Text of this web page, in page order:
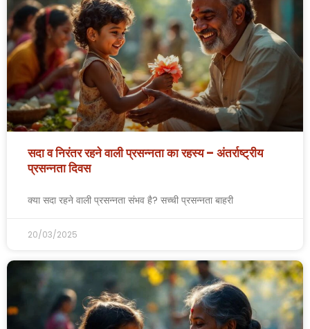
सदा व निरंतर रहने वाली प्रसन्नता का रहस्य – अंतर्राष्ट्रीय
प्रसन्नता दिवस
क्या सदा रहने वाली प्रसन्नता संभव है? सच्ची प्रसन्नता बाहरी
20/03/2025